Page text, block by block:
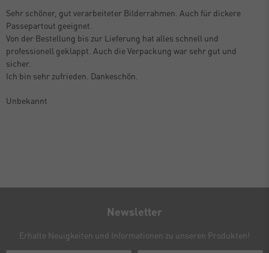
Sehr schöner, gut verarbeiteter Bilderrahmen. Auch für dickere
Passepartout geeignet.
Von der Bestellung bis zur Lieferung hat alles schnell und
professionell geklappt. Auch die Verpackung war sehr gut und
sicher.
Ich bin sehr zufrieden. Dankeschön.
Unbekannt
Newsletter
Erhalte Neuigkeiten und Informationen zu unseren Produkten!